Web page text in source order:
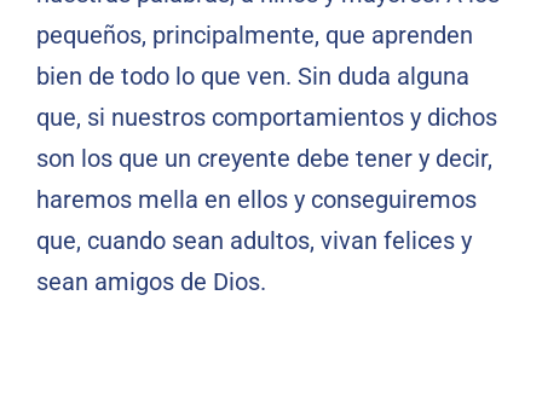
pequeños, principalmente, que aprenden
bien de todo lo que ven. Sin duda alguna
que, si nuestros comportamientos y dichos
son los que un creyente debe tener y decir,
haremos mella en ellos y conseguiremos
que, cuando sean adultos, vivan felices y
sean amigos de Dios.